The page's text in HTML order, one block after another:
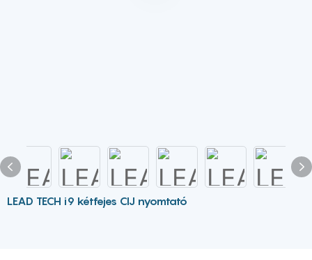
LEAD TECH i9 kétfejes CIJ nyomtató